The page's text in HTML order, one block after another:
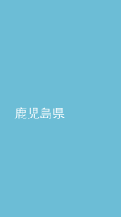
鹿児島県